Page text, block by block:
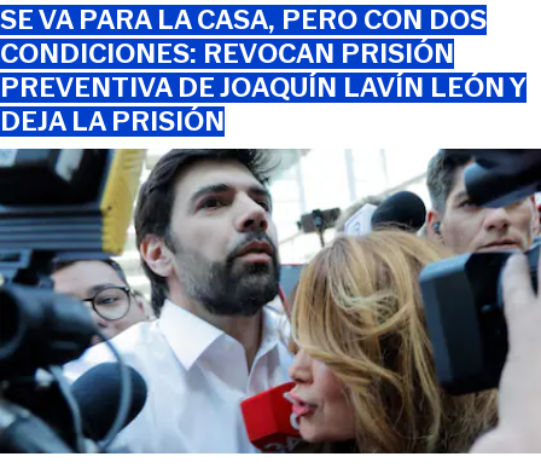
SE VA PARA LA CASA, PERO CON DOS
CONDICIONES: REVOCAN PRISIÓN
PREVENTIVA DE JOAQUÍN LAVÍN LEÓN Y
DEJA LA PRISIÓN